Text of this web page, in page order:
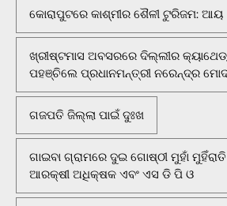
କୋରାପୁଟରେ କାଶ୍ମୀର ଶୈଳୀ ଟୁରିଜମ: ଆୟ
ଖ୍ରୀଷ୍ଟମାସ ଅବସରରେ ଦିଲ୍ଲୀର
ପହଞ୍ଚିଲେ ପ୍ରଧାନମନ୍ତ୍ରୀ ନରେନ୍ଦ୍ର
ଗଜପତି ଜିଲ୍ଲା ପାଇଁ ଦୁଃଖ
ଗାଇବା ଗ୍ରାମରେ ଦୁଇ ଗୋଷ୍ଠୀ ମୁହାଁ
ଆରକ୍ଷୀ ଅଧିକ୍ଷକ ଏବଂ ଏସ ଡି ପି ଓ